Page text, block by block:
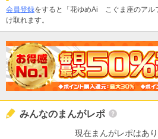
会員登録をすると「花ゆめAi こぐま座のアル
け取れます。
みんなのまんがレポ
現在まんがレポはあり